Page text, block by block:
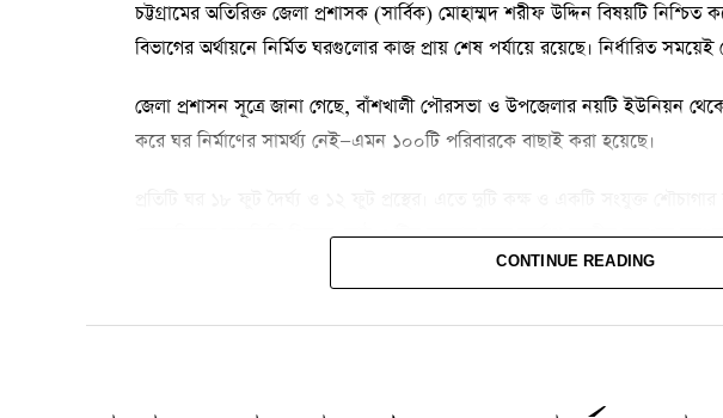
চট্টগ্রামের অতিরিক্ত জেলা প্রশাসক (সার্বিক) মোহাম্মদ শরীফ উদ্দিন বিষয়টি নিশ্চিত
বিভাগের অর্থায়নে নির্মিত ঘরগুলোর কাজ প্রায় শেষ পর্যায়ে রয়েছে। নির্ধারিত
জেলা প্রশাসন সূত্রে জানা গেছে, বাঁশখালী পৌরসভা ও উপজেলার নয়টি ইউনিয়ন
করে ঘর নির্মাণের সামর্থ্য নেই—এমন ১০০টি পরিবারকে বাছাই করা হয়েছে।
মোকাবিলায় আরসিসি পিলার, কাঠ ও টিন ব্যবহার করে দুর্যোগ-সহনীয় নকশায় ঘরগুলো
সরকারি উদ্যোগে নতুন ঘর পাওয়ার খবরে ক্ষতিগ্রস্ত পরিবারগুলোর মধ্যে স্বস্তি ও আনন্দ
ঘরের চাবি তুলে দেবেন—এমন প্রত্যাশায় তারা অপেক্ষা করছেন।
CONTINUE READING